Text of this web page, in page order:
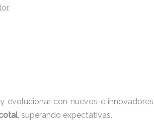
evolucionar con nuevos e
, superando expectativas.